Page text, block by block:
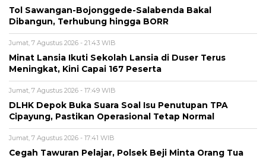
Tol Sawangan-Bojonggede-Salabenda Bakal
Dibangun, Terhubung hingga BORR
Jumat, 7 Agustus 2026 - 21:43 WIB
Minat Lansia Ikuti Sekolah Lansia di Duser Terus
Meningkat, Kini Capai 167 Peserta
Jumat, 7 Agustus 2026 - 17:49 WIB
DLHK Depok Buka Suara Soal Isu Penutupan TPA
Cipayung, Pastikan Operasional Tetap Normal
Jumat, 7 Agustus 2026 - 17:41 WIB
Cegah Tawuran Pelajar, Polsek Beji Minta Orang Tua